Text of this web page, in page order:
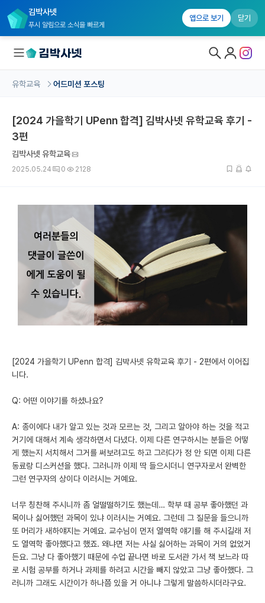
김박사넷
푸시 알림으로 소식을 빠르게
앱으로 보기 닫기
국내대학원 정보
커뮤니티
유학교육 홈
미국 유학 게시판
어드미션 포스팅
이벤트
이벤트
반도체 아카데미
재팬라운지 🌸
유학교육 어드미션 포스팅
[2024 가을학기 UPenn 합격] 김박사넷 유학교육 후기 -
3편
김박사넷 유학교육
2025.05.24 0 2128
[2024 가을학기 UPenn 합격] 김박사넷 유학교육 후기 - 2편에서 이어집
니다.
Q: 어떤 이야기를 하셨나요?
A: 종이에다 내가 알고 있는 것과 모르는 것, 그리고 알아야 하는 것을 적고
거기에 대해서 계속 생각하면서 다녔다. 이제 다른 연구하시는 분들은 어떻
게 했는지 서치해서 그거를 써보려고도 하고 그러다가 정 안 되면 이제 다른
동료랑 디스커션을 했다. 그러니까 이제 딱 들으시더니 연구자로서 완벽한
그런 연구자의 상이다 이러시는 거예요.
너무 칭찬해 주시니까 좀 얼떨떨하기도 했는데… 학부 때 공부 좋아했던 과
목이나 싫어했던 과목이 있냐 이러시는 거예요. 그런데 그 질문을 들으니까
또 머리가 새하얘지는 거예요. 교수님이 먼저 열역학 얘기를 해 주시길래 저
도 열역학 좋아했다고 했죠. 왜냐면 저는 사실 싫어하는 과목이 거의 없었거
든요. 그냥 다 좋아했기 때문에 수업 끝나면 바로 도서관 가서 책 보느라 따
로 시험 공부를 하거나 과제를 하려고 시간을 빼지 않았고 그냥 좋아했다. 그
러니까 그래도 시간이가 하나쯤 있을 거 아니냐 그렇게 말씀하시더라구요.